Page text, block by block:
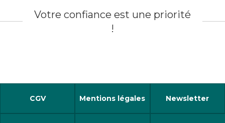
Votre confiance est une priorité
!
CGV Mentions légales Newsletter